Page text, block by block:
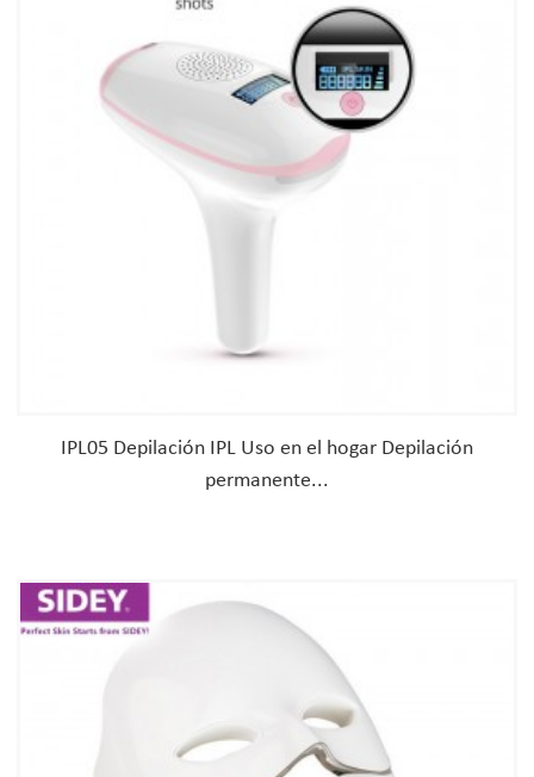
IPL05 Depilación IPL Uso en el hogar Depilación
permanente...